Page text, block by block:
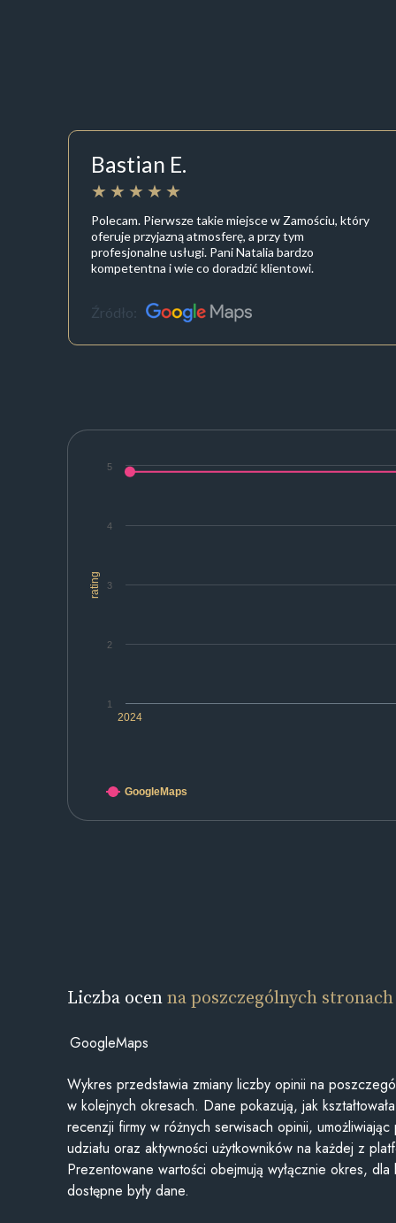
Bastian E.
Polecam. Pierwsze takie miejsce w Zamościu, który
oferuje przyjazną atmosferę, a przy tym
profesjonalne usługi. Pani Natalia bardzo
kompetentna i wie co doradzić klientowi.
Źródło:
rating
2024
1
2
3
4
5
GoogleMaps
Liczba ocenna poszczególnych stronach
GoogleMaps
Wykres przedstawia zmiany liczby opinii na
w kolejnych okresach. Dane pokazują, jak
recenzji firmy w różnych serwisach opinii,
udziału oraz aktywności użytkowników na każdej z
Prezentowane wartości obejmują wyłącznie okres, dla
dostępne były dane.